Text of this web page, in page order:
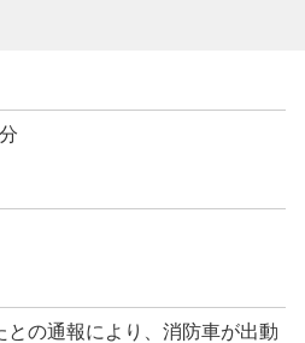
との通報により、消防車が出動